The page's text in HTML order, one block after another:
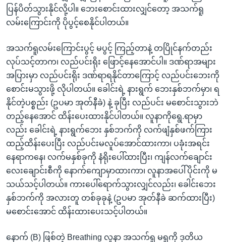
ပြန်ပိတ်သွားနိုင်လို့ပါ။ ဘေးစောင်းထားလျှင်တော့ အသက်ရူ
လမ်းကြောင်းကို ပိုပွင့်စေနိုင်ပါတယ်။
အသက်ရူလမ်းကြောင်းပွင့် မပွင့် ကြည့်တာနဲ့ တပြိုင်နက်တည်း
လုပ်သင့်တာက၊ လည်ပင်းရိုး ဖြောင့်နေအောင်ပါ။ ဒဏ်ရာအများ
အပြားမှာ လည်ပင်းရိုး ဒဏ်ရာရနိုင်တာကြောင့် လည်ပင်းဘေးကို
စောင်းမသွားဖို့ လိုပါတယ်။ ခေါင်းရဲ့ နားရွက် ဘေးနှစ်ဘက်မှာ၊ ရ
နိုင်တဲ့ပစ္စည်း (ဥပမာ အုတ်နီခဲ) နဲ့ ခုပြီး လည်ပင်း မစောင်းသွားဘဲ
တည့်နေအောင် ထိန်းပေးထားနိုင်ပါတယ်။ လူနာကိုရွေ.ရာမှာ
လည်း ခေါင်းရဲ့ နားရွက်ဘေး နှစ်ဘက်ကို လက်ဖျံနှစ်ဖက်ကြား
ထည့်ထိန်းပေးပြီး လည်ပင်းမလူပ်အောင်ထားကာ၊ ပခုံးအရင်း
နေရာကနေ၊ လက်မနှစ်ခုကို နံရိုးပေါ်ထားပြီး၊ ကျန်လက်ချောင်း
လေးချောင်းစီကို နောက်ကျောမှာထားကာ၊ လူနာအပေါ်ပိုင်းကို မ
သယ်သင့်ပါတယ်။ ကားပေါ်ရောက်သွားလျှင်လည်း၊ ခေါင်းဘေး
နှစ်ဘက်ကို အလားတူ တစ်ခုခုနဲ့ (ဥပမာ အုတ်နီခဲ ဆက်ထားပြီး)
မစောင်းအောင် ထိန်းထားပေးသင့်ပါတယ်။
နောက် (B) ဖြစ်တဲ့ Breathing လူနာ အသက်ရူ မရူကို ဒုတိယ